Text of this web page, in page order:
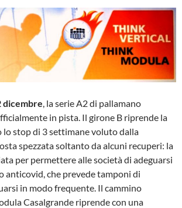
dicembre, la serie A2 di pallamano
in pista. Il girone B riprende la
lo stop di 3 settimane voluto dalla
spezzata soltanto da alcuni recuperi: la
per permettere alle società di adeguarsi
anticovid, che prevede tamponi di
in modo frequente. Il cammino
Casalgrande riprende con una